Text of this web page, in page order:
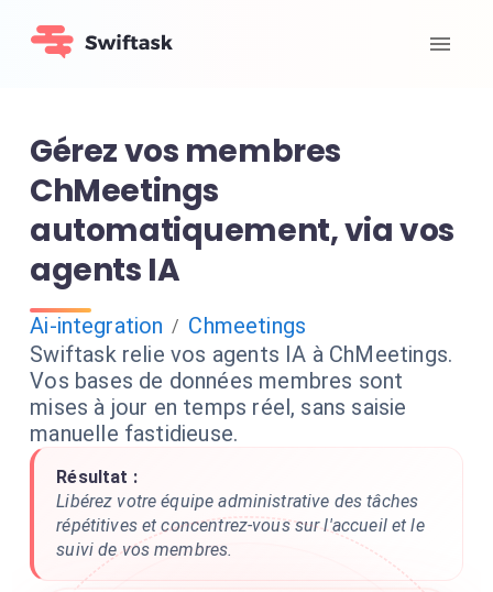
Gérez vos membres
ChMeetings
automatiquement, via vos
agents IA
Ai-integration / Chmeetings
Swiftask relie vos agents IA à ChMeetings.
Vos bases de données membres sont
mises à jour en temps réel, sans saisie
manuelle fastidieuse.
Résultat :
Libérez votre équipe administrative des tâches
répétitives et concentrez-vous sur l'accueil et le
suivi de vos membres.